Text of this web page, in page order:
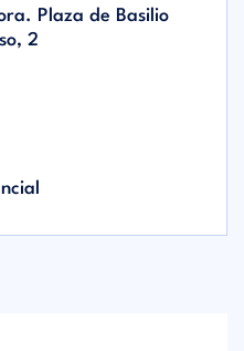
Plaza de Basilio
2